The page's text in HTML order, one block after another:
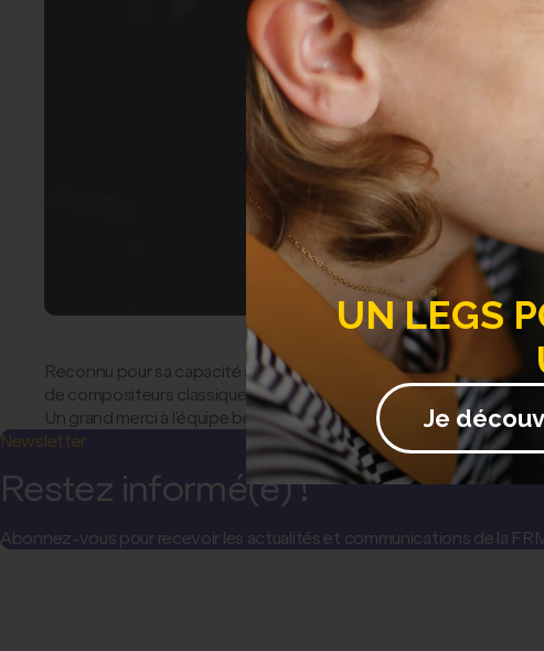
Reconnu pour sa capacité à fusionner le classique avec le jazz,
de compositeurs classiques tels que Bach et Chopin à des
Un grand merci à l’équipe bénévole du comité régional
Newsletter
Restez informé(e) !
Abonnez-vous pour recevoir les actualités et communications de la
UN LEGS
Je